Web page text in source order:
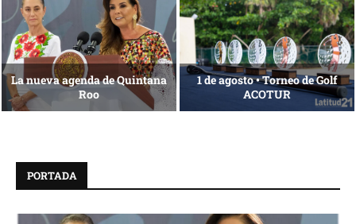
Reconocimiento de viajeros La esencia del servicio
PORTADA